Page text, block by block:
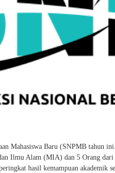
Mahasiswa Baru (SNPMB tahun
Ilmu Alam (MIA) dan 5 Orang
hasil kemampuan akademik